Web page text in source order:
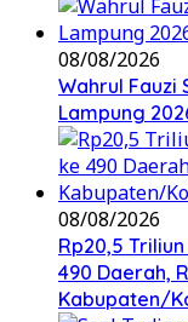
08/08/2026
Wahrul Fauzi
Lampung
08/08/2026
Rp20,5
490 Daerah,
Kabupaten/